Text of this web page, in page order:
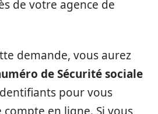
de votre agence de
demande, vous aurez
de Sécurité sociale
pour vous
en ligne. Si vous